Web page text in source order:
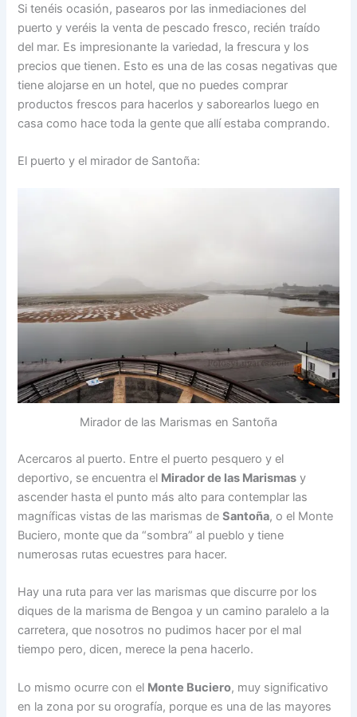
Si tenéis ocasión, pasearos por las inmediaciones del
puerto y veréis la venta de pescado fresco, recién traído
del mar. Es impresionante la variedad, la frescura y los
precios que tienen. Esto es una de las cosas negativas que
tiene alojarse en un hotel, que no puedes comprar
productos frescos para hacerlos y saborearlos luego en
casa como hace toda la gente que allí estaba comprando.
El puerto y el mirador de Santoña:
Mirador de las Marismas en Santoña
Acercaros al puerto. Entre el puerto pesquero y el
deportivo, se encuentra el Mirador de las Marismas y
ascender hasta el punto más alto para contemplar las
magníficas vistas de las marismas deSantoña, o el Monte
Buciero, monte que da “sombra” al pueblo y tiene
numerosas rutas ecuestres para hacer.
Hay una ruta para ver las marismas que discurre por los
diques de la marisma de Bengoa y un camino paralelo a la
carretera, que nosotros no pudimos hacer por el mal
tiempo pero, dicen, merece la pena hacerlo.
Lo mismo ocurre con el Monte Buciero, muy significativo
en la zona por su orografía, porque es una de las mayores